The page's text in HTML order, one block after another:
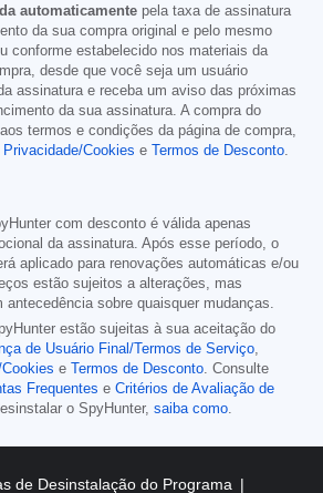
automaticamente pela taxa de assinatura
da sua compra original e pelo mesmo
conforme estabelecido nos materiais da
desde que você seja um usuário
assinatura e receba um aviso das próximas
da sua assinatura. A compra do
termos e condições da página de compra,
Cookies e Termos de Desconto.
com desconto é válida apenas
da assinatura. Após esse período, o
aplicado para renovações automáticas e/ou
estão sujeitos a alterações, mas
antecedência sobre quaisquer mudanças.
estão sujeitas à sua aceitação do
de Usuário Final/Termos de Serviço,
e Termos de Desconto. Consulte
Frequentes e Critérios de Avaliação de
o SpyHunter, saiba como.
de Desinstalação do Programa